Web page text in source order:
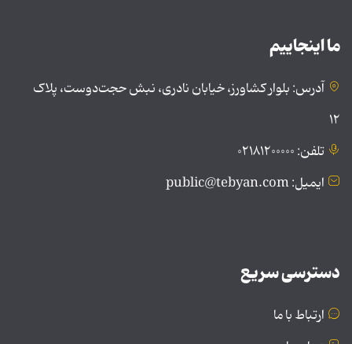
ما اینجاییم
آدرس: بلوار کشاورز، خیابان نادری، نبش حجت‌دوست، پلاک
۱۲
تلفن: ۰۲۱۸۱۲۰۰۰۰۰
ایمیل: public@tebyan.com
دسترسی سریع
ارتباط با ما